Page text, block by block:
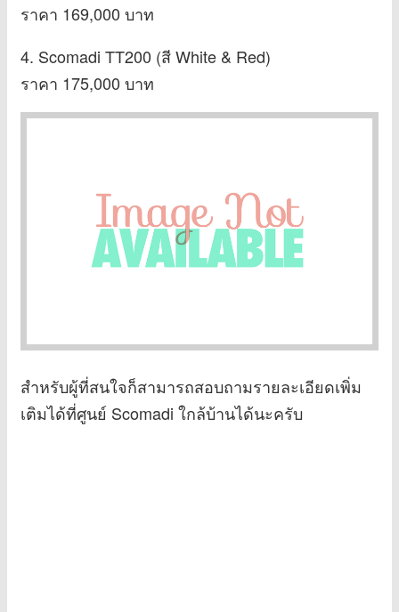
ราคา 169,000 บาท
4. Scomadi TT200 (สี White & Red)
ราคา 175,000 บาท
สำหรับผู้ที่สนใจก็สามารถสอบถามรายละเอียดเพิ่ม
เติมได้ที่ศูนย์ Scomadi ใกล้บ้านได้นะครับ